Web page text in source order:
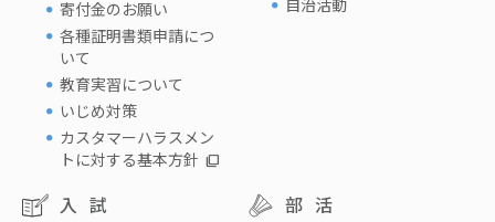
寄付金のお願い
各種証明書類申請につ
いて
教育実習について
いじめ対策
カスタマーハラスメン
トに対する基本方針
自治活動
入試 部活